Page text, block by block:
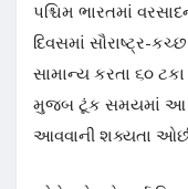
પશ્ચિમ ભારતમાં
દિવસમાં સૌરાષ્ટ્ર-
સામાન્ય કરતા ૬૦
મુજબ ટૂંક સમયમાં આ
આવવાની શક્યતા